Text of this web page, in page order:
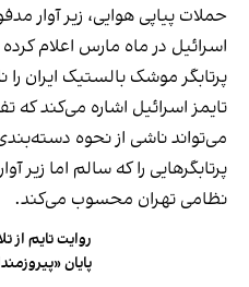
حملات پیاپی هوایی، زیر آوار
پرتابگر موشک بالستیک ایران
تایمز اسرائیل اشاره می‌کند که
می‌تواند ناشی از نحوه دسته‌بندی
پرتابگرهایی را که سالم اما
نظامی تهران محسوب می‌کند.
روایت تایم
پایان